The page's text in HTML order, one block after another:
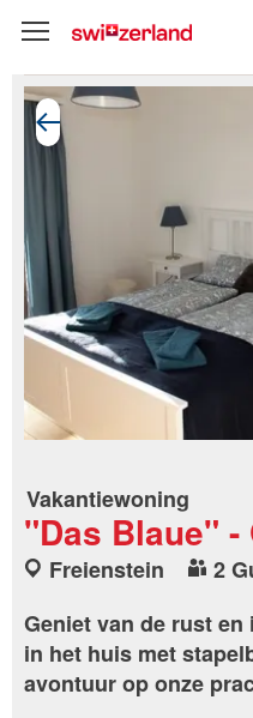
Vakantiewoning
"Das Blaue" -
Freienstein
2
Geniet van de rust
in het huis met
avontuur op onze